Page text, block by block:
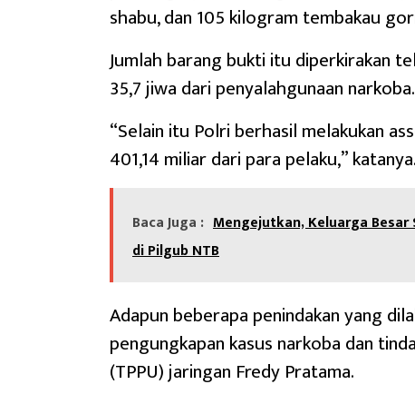
shabu, dan 105 kilogram tembakau
Jumlah barang bukti itu diperkirakan
35,7 jiwa dari penyalahgunaan narkoba.
“Selain itu Polri berhasil melakukan
401,14 miliar dari para pelaku,” katanya.
Baca Juga : Mengejutkan, Keluarga
di Pilgub NTB
Adapun beberapa penindakan yang
pengungkapan kasus narkoba dan
(TPPU) jaringan Fredy Pratama.